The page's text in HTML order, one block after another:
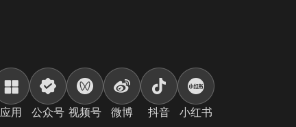
应用 公众号 视频号 微博 抖音 小红书